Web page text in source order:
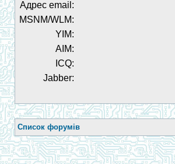
Адрес email:
MSNM/WLM:
YIM:
AIM:
ICQ:
Jabber:
Список форумів